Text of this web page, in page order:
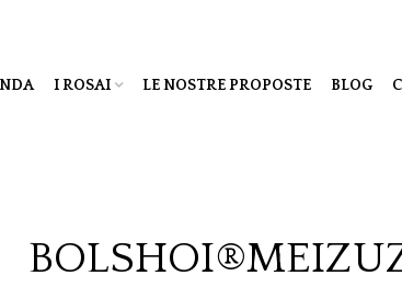
I ROSAI LE NOSTRE PROPOSTE BLOG